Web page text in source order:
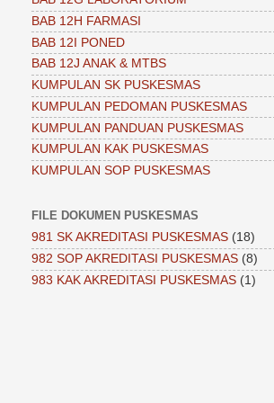
BAB 12H FARMASI
BAB 12I PONED
BAB 12J ANAK & MTBS
KUMPULAN SK PUSKESMAS
KUMPULAN PEDOMAN PUSKESMAS
KUMPULAN PANDUAN PUSKESMAS
KUMPULAN KAK PUSKESMAS
KUMPULAN SOP PUSKESMAS
FILE DOKUMEN PUSKESMAS
981 SK AKREDITASI PUSKESMAS (18)
982 SOP AKREDITASI PUSKESMAS (8)
983 KAK AKREDITASI PUSKESMAS (1)